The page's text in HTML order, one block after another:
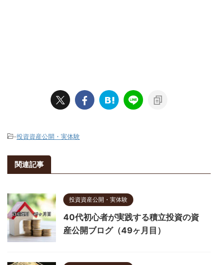
-投資資産公開・実体験
関連記事
投資資産公開・実体験
40代初心者が実践する積立投資の資
産公開ブログ（49ヶ月目）